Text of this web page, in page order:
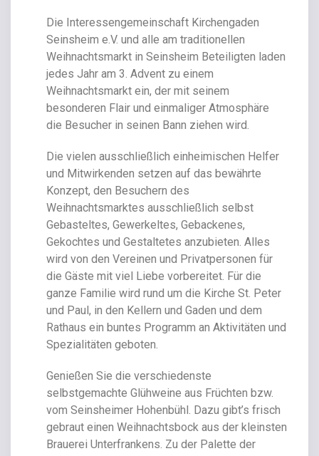
Die Interessengemeinschaft Kirchengaden
Seinsheim e.V. und alle am traditionellen
Weihnachtsmarkt in Seinsheim Beteiligten laden
jedes Jahr am 3. Advent zu einem
Weihnachtsmarkt ein, der mit seinem
besonderen Flair und einmaliger Atmosphäre
die Besucher in seinen Bann ziehen wird.
Die vielen ausschließlich einheimischen Helfer
und Mitwirkenden setzen auf das bewährte
Konzept, den Besuchern des
Weihnachtsmarktes ausschließlich selbst
Gebasteltes, Gewerkeltes, Gebackenes,
Gekochtes und Gestaltetes anzubieten. Alles
wird von den Vereinen und Privatpersonen für
die Gäste mit viel Liebe vorbereitet. Für die
ganze Familie wird rund um die Kirche St. Peter
und Paul, in den Kellern und Gaden und dem
Rathaus ein buntes Programm an Aktivitäten und
Spezialitäten geboten.
Genießen Sie die verschiedenste
selbstgemachte Glühweine aus Früchten bzw.
vom Seinsheimer Hohenbühl. Dazu gibt’s frisch
gebraut einen Weihnachtsbock aus der kleinsten
Brauerei Unterfrankens. Zu der Palette der